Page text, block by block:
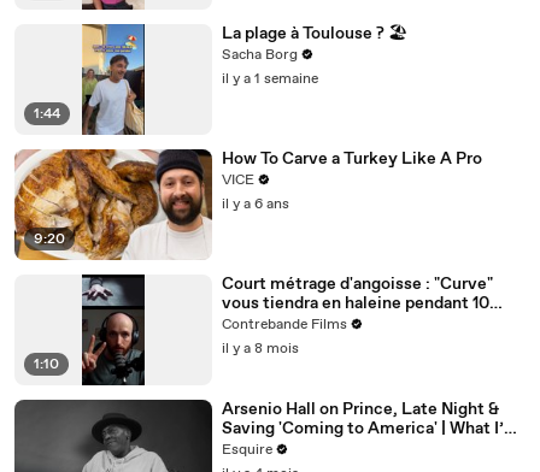
1:44
La plage à Toulouse ? 🏖️
Sacha Borg
il y a 1 semaine
9:20
How To Carve a Turkey Like A Pro
VICE
il y a 6 ans
1:10
Court métrage d'angoisse : "Curve"
vous tiendra en haleine pendant 10
minutes !
Contrebande Films
il y a 8 mois
Arsenio Hall on Prince, Late Night &
Saving 'Coming to America' | What I’ve
Learned | Esquire
Esquire